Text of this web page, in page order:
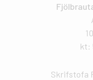
kt:
Skrifstofa